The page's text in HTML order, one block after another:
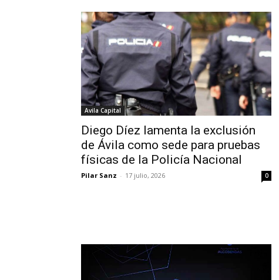
Avila Capital
Diego Díez lamenta la exclusión
de Ávila como sede para pruebas
físicas de la Policía Nacional
Pilar Sanz - 17 julio, 2026 0